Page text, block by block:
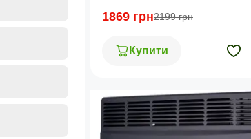
1869 грн2199 грн
Купити